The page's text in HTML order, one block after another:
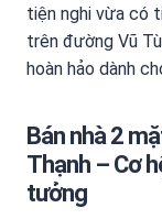
tiện nghi vừa có
trên đường Vũ
hoàn hảo dành
Bán nhà 2
Thạnh – Cơ
tưởng